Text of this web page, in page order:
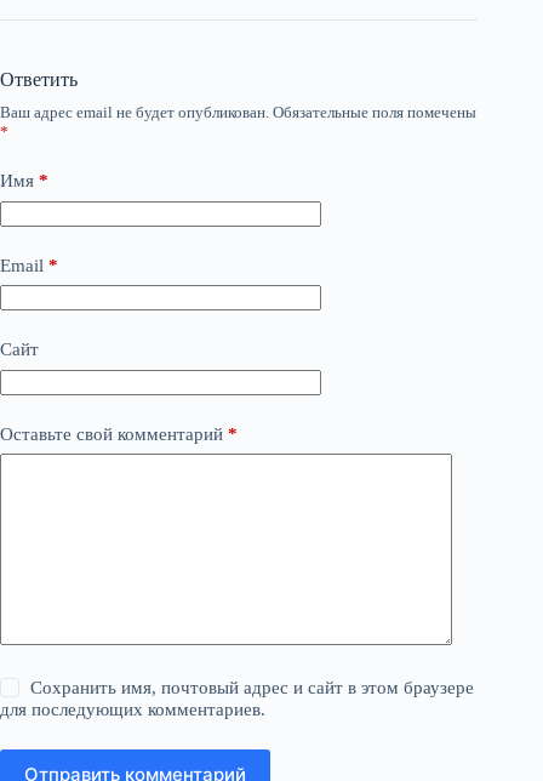
Ответить
Ваш адрес email не будет опубликован. Обязательные поля помечены
*
Имя *
Email *
Сайт
Оставьте свой комментарий *
Сохранить имя, почтовый адрес и сайт в этом браузере
для последующих комментариев.
Отправить комментарий